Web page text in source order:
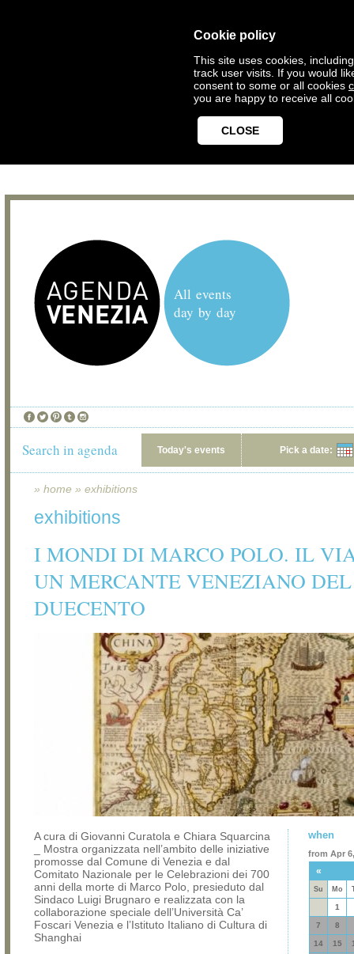
Cookie policy
This site uses cookies,
track user visits. If you would
consent to some or all cookies
you are happy to receive all
CLOSE
All events
day by day
Search in agenda Today's events Pick a date:
» home » exhibitions
exhibitions
I MONDI DI MARCO POLO. IL
UN MERCANTE VENEZIANO DEL
DUECENTO
A cura di Giovanni Curatola e Chiara Squarcina
_ Mostra organizzata nell’ambito delle iniziative
promosse dal Comune di Venezia e dal
Comitato Nazionale per le Celebrazioni dei 700
anni della morte di Marco Polo, presieduto dal
Sindaco Luigi Brugnaro e realizzata con la
collaborazione speciale dell’Università Ca’
Foscari Venezia e l’Istituto Italiano di Cultura di
Shanghai
when
from Apr
«
Su Mo
1
7 8
14 15